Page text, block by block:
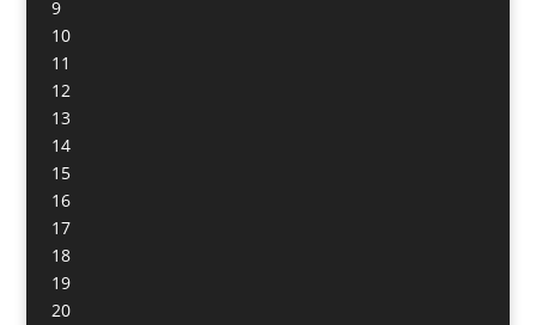
9
10
11
12
13
14
15
16
17
18
19
20